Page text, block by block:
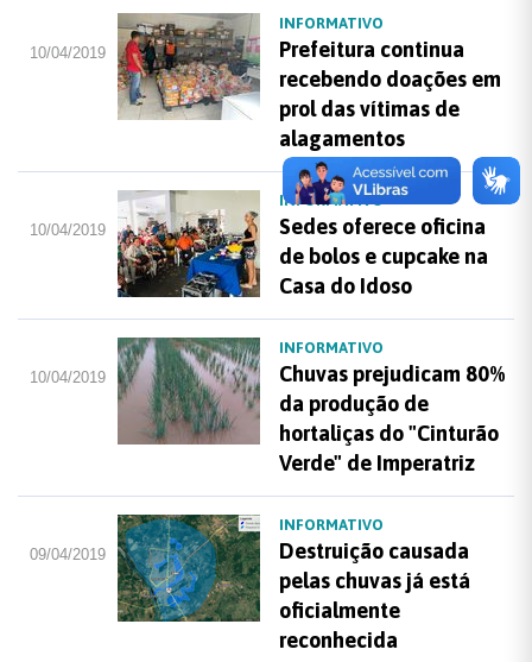
10/04/2019
INFORMATIVO
Prefeitura continua
recebendo doações em
prol das vítimas de
alagamentos
10/04/2019
INFORMATIVO
Sedes oferece oficina
de bolos e cupcake na
Casa do Idoso
10/04/2019
INFORMATIVO
Chuvas prejudicam 80%
da produção de
hortaliças do "Cinturão
Verde" de Imperatriz
09/04/2019
INFORMATIVO
Destruição causada
pelas chuvas já está
oficialmente
reconhecida